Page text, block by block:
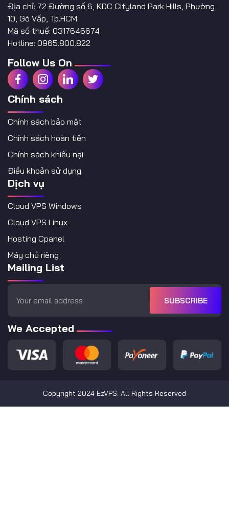
Địa chỉ: 72 Đường số 6, KDC Cityland Park Hills, Phường
10, Gò Vấp, Tp.HCM
Mã số thuế: 0317646674
Hotline: 0965.800.822
Follow Us On
Chính sách
Chính sách bảo mật
Chính sách hoàn tiền
Chính sách khiếu nại
Điều khoản sử dụng
Dịch vụ
Cloud VPS Windows
Cloud VPS Linux
Hosting Cpanel
Máy chủ riêng
Mailing List
SUBSCRIBE
We Accepted
Copyright 2024 EzVPS. All Rights Reserved